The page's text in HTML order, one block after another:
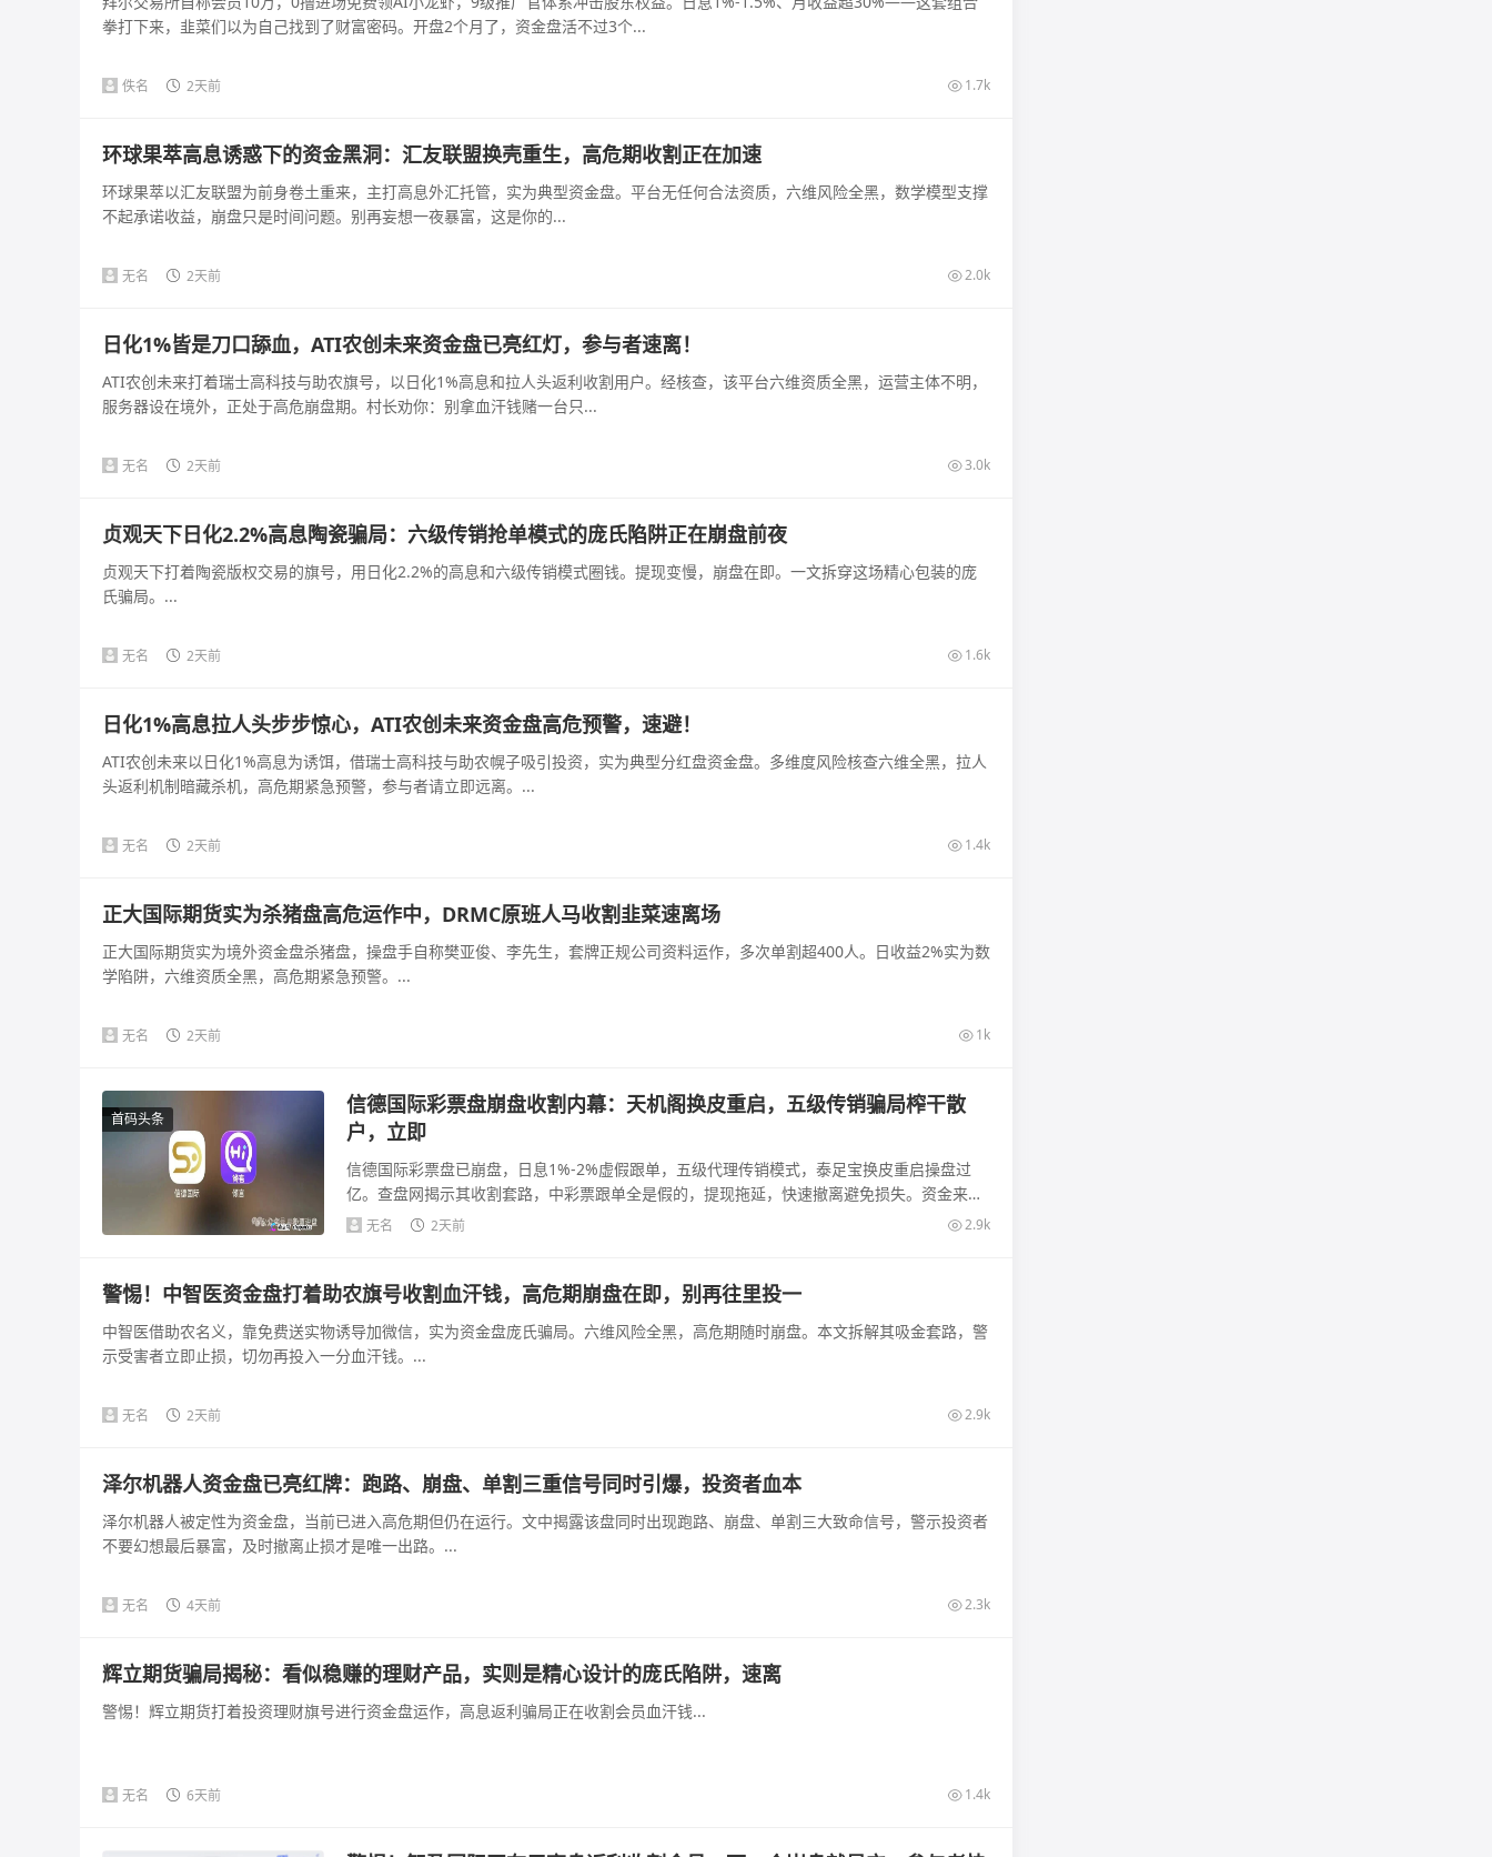
拳打下来，韭菜们以为自己找到了财富密码。开盘2个月了，资金盘活不过3个...
佚名 2天前 1.7k
环球果萃高息诱惑下的资金黑洞：汇友联盟换壳重生，高危期收割正在加速
环球果萃以汇友联盟为前身卷土重来，主打高息外汇托管，实为典型资金盘。平台无任何合法资质，六维风险全黑，数学模型支撑
不起承诺收益，崩盘只是时间问题。别再妄想一夜暴富，这是你的...
无名 2天前 2.0k
日化1%皆是刀口舔血，ATI农创未来资金盘已亮红灯，参与者速离！
ATI农创未来打着瑞士高科技与助农旗号，以日化1%高息和拉人头返利收割用户。经核查，该平台六维资质全黑，运营主体不明，
服务器设在境外，正处于高危崩盘期。村长劝你：别拿血汗钱赌一台只...
无名 2天前 3.0k
贞观天下日化2.2%高息陶瓷骗局：六级传销抢单模式的庞氏陷阱正在崩盘前夜
贞观天下打着陶瓷版权交易的旗号，用日化2.2%的高息和六级传销模式圈钱。提现变慢，崩盘在即。一文拆穿这场精心包装的庞
氏骗局。...
无名 2天前 1.6k
日化1%高息拉人头步步惊心，ATI农创未来资金盘高危预警，速避！
ATI农创未来以日化1%高息为诱饵，借瑞士高科技与助农幌子吸引投资，实为典型分红盘资金盘。多维度风险核查六维全黑，拉人
头返利机制暗藏杀机，高危期紧急预警，参与者请立即远离。...
无名 2天前 1.4k
正大国际期货实为杀猪盘高危运作中，DRMC原班人马收割韭菜速离场
正大国际期货实为境外资金盘杀猪盘，操盘手自称樊亚俊、李先生，套牌正规公司资料运作，多次单割超400人。日收益2%实为数
学陷阱，六维资质全黑，高危期紧急预警。...
无名 2天前 1k
首码头条
信德国际彩票盘崩盘收割内幕：天机阁换皮重启，五级传销骗局榨干散
户，立即
信德国际彩票盘已崩盘，日息1%-2%虚假跟单，五级代理传销模式，泰足宝换皮重启操盘过
亿。查盘网揭示其收割套路，中彩票跟单全是假的，提现拖延，快速撤离避免损失。资金来源
可疑，法律风险...
无名 2天前 2.9k
警惕！中智医资金盘打着助农旗号收割血汗钱，高危期崩盘在即，别再往里投一
中智医借助农名义，靠免费送实物诱导加微信，实为资金盘庞氏骗局。六维风险全黑，高危期随时崩盘。本文拆解其吸金套路，警
示受害者立即止损，切勿再投入一分血汗钱。...
无名 2天前 2.9k
泽尔机器人资金盘已亮红牌：跑路、崩盘、单割三重信号同时引爆，投资者血本
泽尔机器人被定性为资金盘，当前已进入高危期但仍在运行。文中揭露该盘同时出现跑路、崩盘、单割三大致命信号，警示投资者
不要幻想最后暴富，及时撤离止损才是唯一出路。...
无名 4天前 2.3k
辉立期货骗局揭秘：看似稳赚的理财产品，实则是精心设计的庞氏陷阱，速离
警惕！辉立期货打着投资理财旗号进行资金盘运作，高息返利骗局正在收割会员血汗钱...
无名 6天前 1.4k